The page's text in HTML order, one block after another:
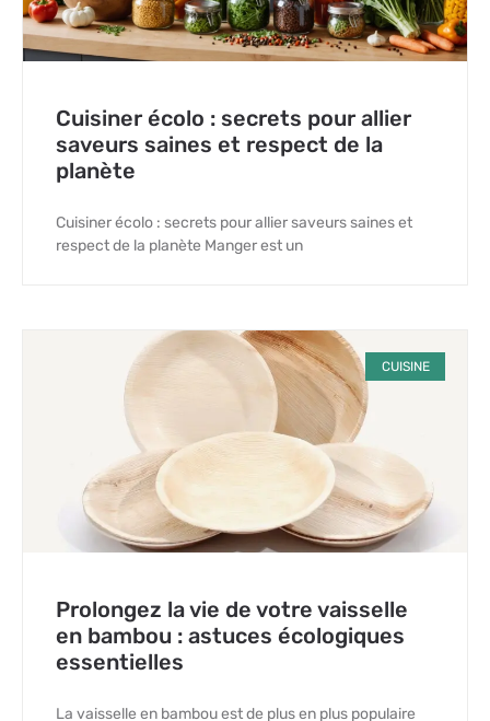
Cuisiner écolo : secrets pour allier
saveurs saines et respect de la
planète
Cuisiner écolo : secrets pour allier saveurs saines et
respect de la planète Manger est un
CUISINE
Prolongez la vie de votre vaisselle
en bambou : astuces écologiques
essentielles
La vaisselle en bambou est de plus en plus populaire